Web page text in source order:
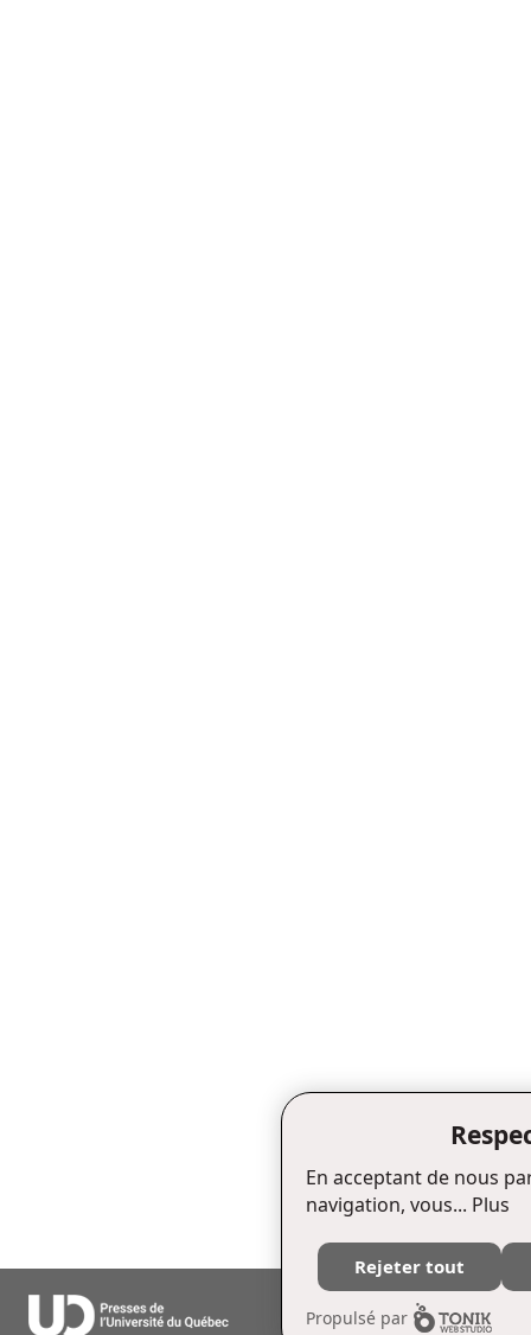
Édifice Fleurie, 480, de La Chapelle,
Tél. : (418) 657-4399 Téléc. : (418)
En acceptant de nous
navigation, vous... Plus
Rejeter tout
Propulsé par